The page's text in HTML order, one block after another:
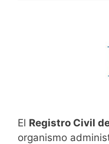
El Registro Civil
organismo